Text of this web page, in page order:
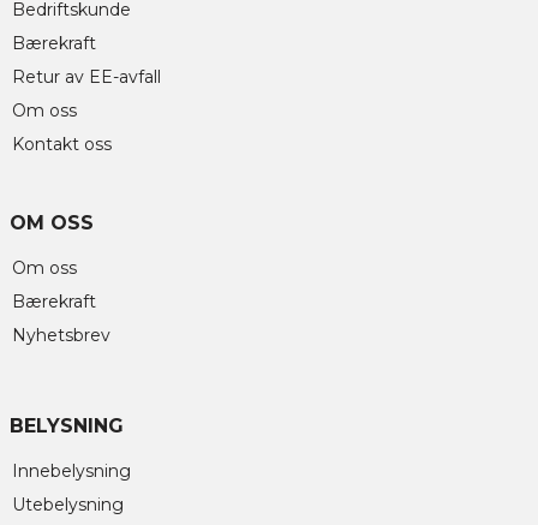
Bedriftskunde
Bærekraft
Retur av EE-avfall
Om oss
Kontakt oss
OM OSS
Om oss
Bærekraft
Nyhetsbrev
BELYSNING
Innebelysning
Utebelysning